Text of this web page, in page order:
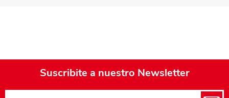
Suscribite a nuestro Newsletter